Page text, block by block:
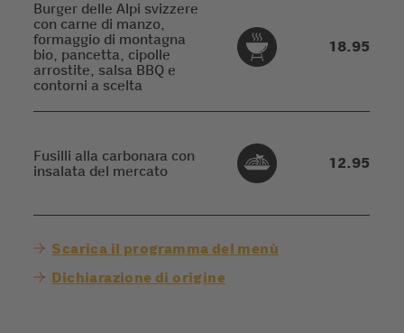
Burger delle Alpi svizzere
con carne di manzo,
formaggio di montagna
bio, pancetta, cipolle
arrostite, salsa BBQ e
contorni a scelta
18.95
Fusilli alla carbonara con
insalata del mercato
12.95
Scarica il programma del menù
Dichiarazione di origine